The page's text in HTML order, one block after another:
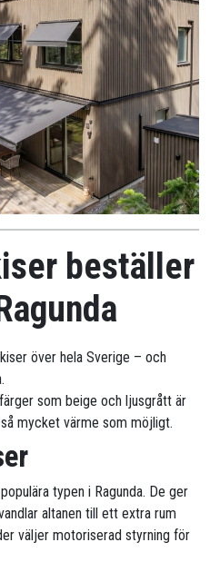
beställer
över hela Sverige – och
som beige och ljusgrått är
mycket värme som möjligt.
typen i Ragunda. De ger
altanen till ett extra rum
väljer motoriserad styrning för